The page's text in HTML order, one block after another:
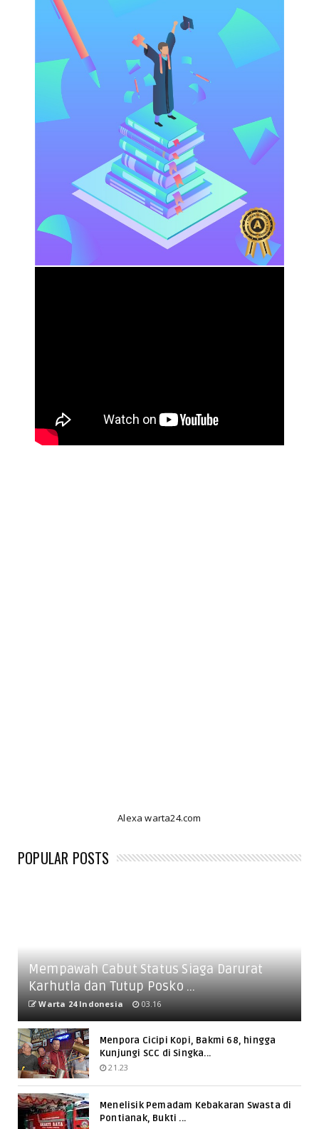
Alexa warta24.com
POPULAR POSTS
Mempawah Cabut Status Siaga Darurat
Karhutla dan Tutup Posko ...
Warta 24 Indonesia 03.16
Menpora Cicipi Kopi, Bakmi 68, hingga
Kunjungi SCC di Singka...
21.23
Menelisik Pemadam Kebakaran Swasta di
Pontianak, Bukti ...